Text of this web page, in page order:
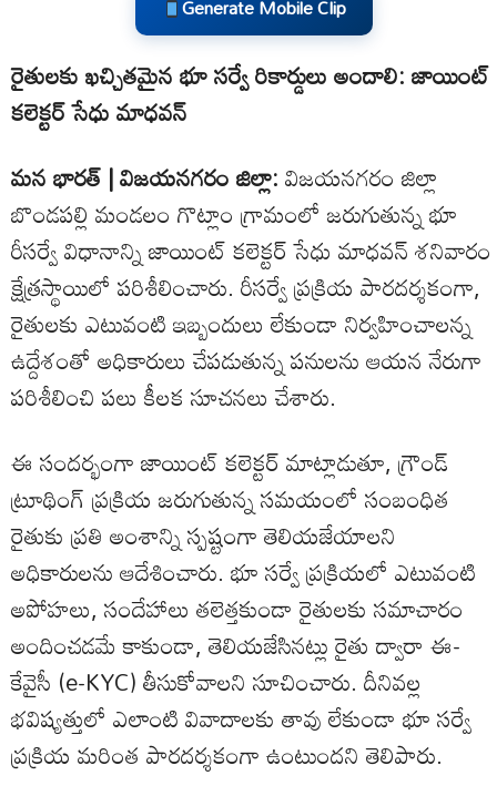
Generate Mobile Clip
రైతులకు ఖచ్చితమైన భూ సర్వే రికార్డులు అందాలి: జాయింట్
కలెక్టర్ సేధు మాధవన్
మన భారత్ | విజయనగరం జిల్లా:విజయనగరం జిల్లా
బొండపల్లి మండలం గొట్లాం గ్రామంలో జరుగుతున్న భూ
రీసర్వే విధానాన్ని జాయింట్ కలెక్టర్ సేధు మాధవన్ శనివారం
క్షేత్రస్థాయిలో పరిశీలించారు. రీసర్వే ప్రక్రియ పారదర్శకంగా,
రైతులకు ఎటువంటి ఇబ్బందులు లేకుండా నిర్వహించాలన్న
ఉద్దేశంతో అధికారులు చేపడుతున్న పనులను ఆయన నేరుగా
పరిశీలించి పలు కీలక సూచనలు చేశారు.
ఈ సందర్భంగా జాయింట్ కలెక్టర్ మాట్లాడుతూ, గ్రౌండ్
ట్రూథింగ్ ప్రక్రియ జరుగుతున్న సమయంలో సంబంధిత
రైతుకు ప్రతి అంశాన్ని స్పష్టంగా తెలియజేయాలని
అధికారులను ఆదేశించారు. భూ సర్వే ప్రక్రియలో ఎటువంటి
అపోహలు, సందేహాలు తలెత్తకుండా రైతులకు సమాచారం
అందించడమే కాకుండా, తెలియజేసినట్లు రైతు ద్వారా ఈ-
కేవైసీ (e-KYC) తీసుకోవాలని సూచించారు. దీనివల్ల
భవిష్యత్తులో ఎలాంటి వివాదాలకు తావు లేకుండా భూ సర్వే
ప్రక్రియ మరింత పారదర్శకంగా ఉంటుందని తెలిపారు.